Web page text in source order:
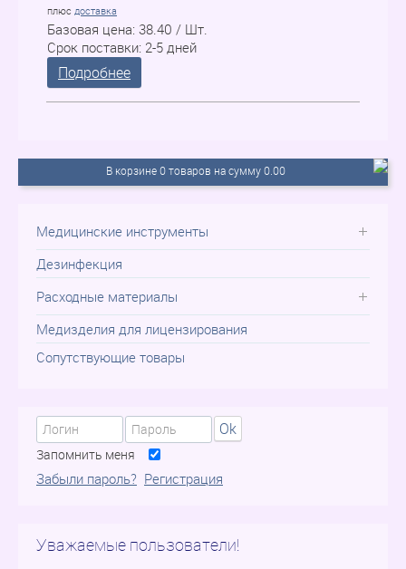
плюс доставка
Базовая цена: 38.40 / Шт.
Срок поставки: 2-5 дней
Подробнее
В корзине 0 товаров на сумму 0.00
Медицинские инструменты
Дезинфекция
Расходные материалы
Медизделия для лицензирования
Сопутствующие товары
Ok
Запомнить меня
Забыли пароль? Регистрация
Уважаемые пользователи!